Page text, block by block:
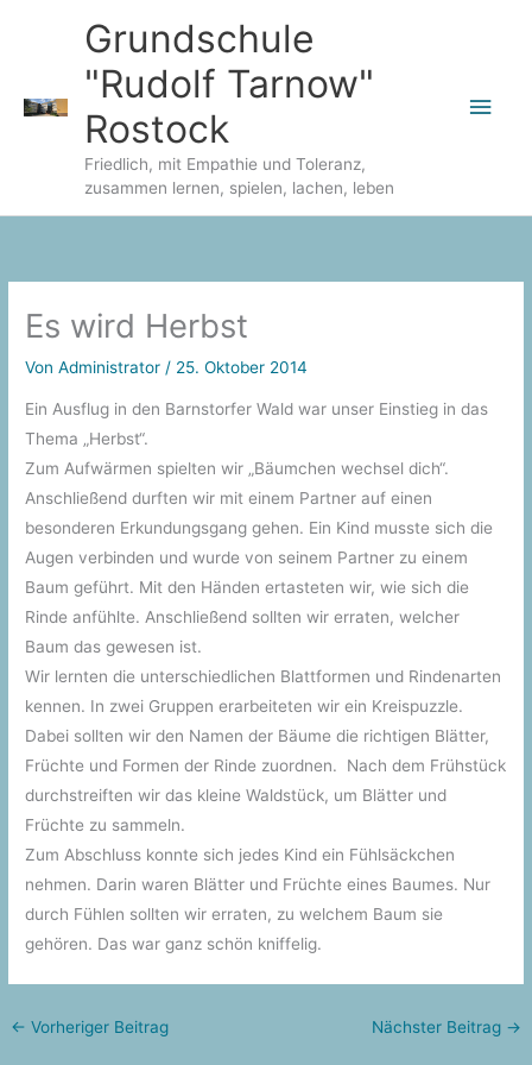
Grundschule
"Rudolf Tarnow"
Rostock
Friedlich, mit Empathie und Toleranz,
zusammen lernen, spielen, lachen, leben
Es wird Herbst
VonAdministrator / 25. Oktober 2014
Ein Ausflug in den Barnstorfer Wald war unser Einstieg in das
Thema „Herbst“.
Zum Aufwärmen spielten wir „Bäumchen wechsel dich“.
Anschließend durften wir mit einem Partner auf einen
besonderen Erkundungsgang gehen. Ein Kind musste sich die
Augen verbinden und wurde von seinem Partner zu einem
Baum geführt. Mit den Händen ertasteten wir, wie sich die
Rinde anfühlte. Anschließend sollten wir erraten, welcher
Baum das gewesen ist.
Wir lernten die unterschiedlichen Blattformen und Rindenarten
kennen. In zwei Gruppen erarbeiteten wir ein Kreispuzzle.
Dabei sollten wir den Namen der Bäume die richtigen Blätter,
Früchte und Formen der Rinde zuordnen. Nach dem Frühstück
durchstreiften wir das kleine Waldstück, um Blätter und
Früchte zu sammeln.
Zum Abschluss konnte sich jedes Kind ein Fühlsäckchen
nehmen. Darin waren Blätter und Früchte eines Baumes. Nur
durch Fühlen sollten wir erraten, zu welchem Baum sie
gehören. Das war ganz schön kniffelig.
← Vorheriger Beitrag Nächster Beitrag →